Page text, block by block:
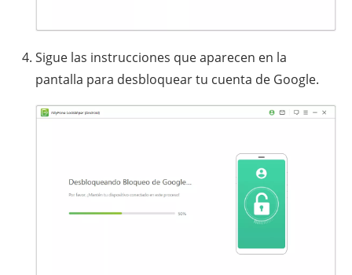
Sigue las instrucciones que aparecen en la
pantalla para desbloquear tu cuenta de Google.